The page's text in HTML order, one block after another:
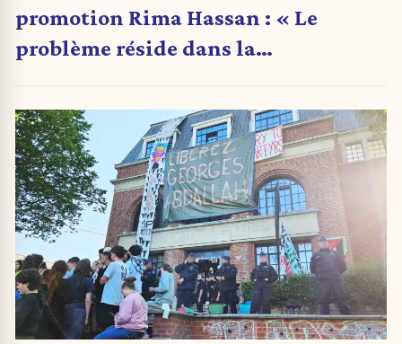
promotion Rima Hassan : « Le
problème réside dans la
académiques face aux activistes »